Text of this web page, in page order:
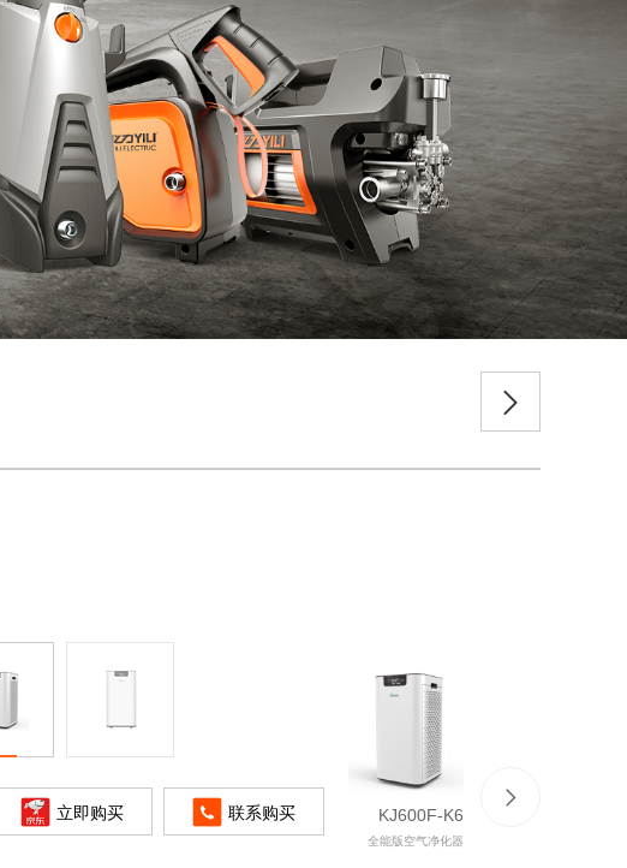
立即购买 联系购买 KJ600F-K6
全能版空气净化器